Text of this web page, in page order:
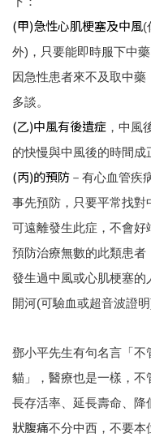
(甲)急性心肌梗塞及中風(
外)，只要能即時服下中
因急性患者來不及取中
多談。
(乙)中風有後遺症 ，中風
的快慢與中風後的時間成
(丙)的預防 －有心血管疾
事先預防，只要平常找對
可遠離發生此症，不會
預防治療無數的此類患
發生過中風或心肌梗塞的
開河(可驗血或超音波證明)
鄧小平先生有句名言「
貓」，醫療也是一樣，
長存活率、延長壽命、降
狀腹痛不分中西，不要本